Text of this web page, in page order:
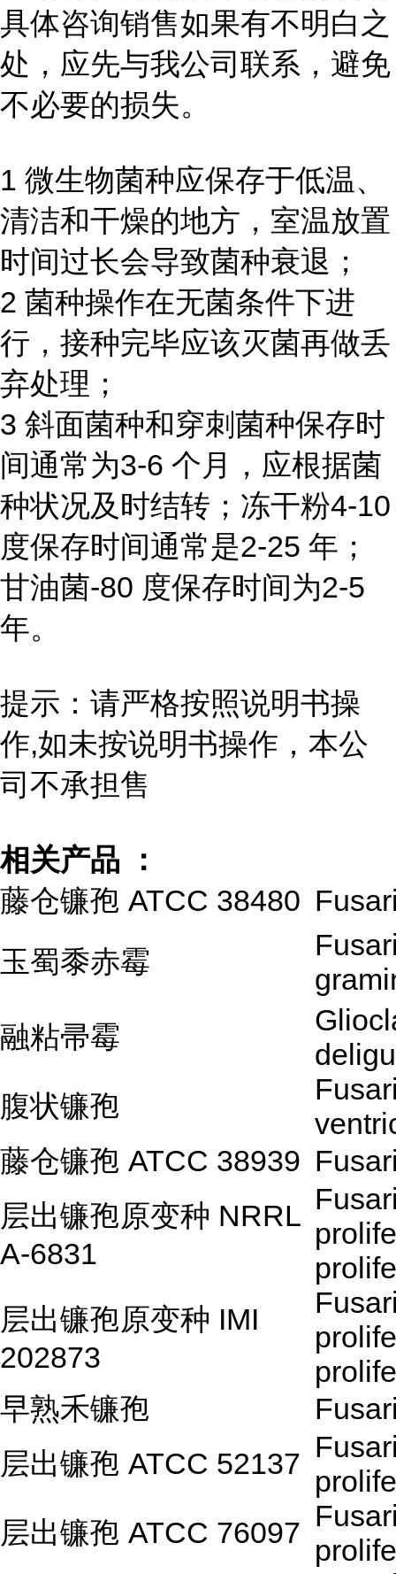
具体咨询销售如果有不明白之
处，应先与我公司联系，避免
不必要的损失。
1 微生物菌种应保存于低温、
清洁和干燥的地方，室温放置
时间过长会导致菌种衰退；
2 菌种操作在无菌条件下进
行，接种完毕应该灭菌再做丢
弃处理；
3 斜面菌种和穿刺菌种保存时
间通常为3-6 个月，应根据菌
种状况及时结转；冻干粉4-10
度保存时间通常是2-25 年；
甘油菌-80 度保存时间为2-5
年。
提示：请严格按照说明书操
作,如未按说明书操作，本公
司不承担售
相关产品 ：
藤仓镰孢 ATCC 38480
玉蜀黍赤霉
融粘帚霉
腹状镰孢
藤仓镰孢 ATCC 38939
层出镰孢原变种 NRRL
A-6831
层出镰孢原变种 IMI
202873
早熟禾镰孢
层出镰孢 ATCC 52137
层出镰孢 ATCC 76097